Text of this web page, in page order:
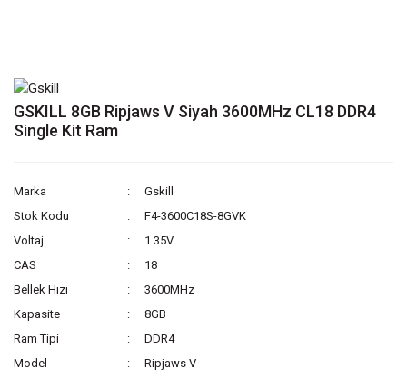
GSKILL 8GB Ripjaws V Siyah 3600MHz CL18 DDR4
Single Kit Ram
Marka
Gskill
Stok Kodu
F4-3600C18S-8GVK
Voltaj
1.35V
CAS
18
Bellek Hızı
3600MHz
Kapasite
8GB
Ram Tipi
DDR4
Model
Ripjaws V